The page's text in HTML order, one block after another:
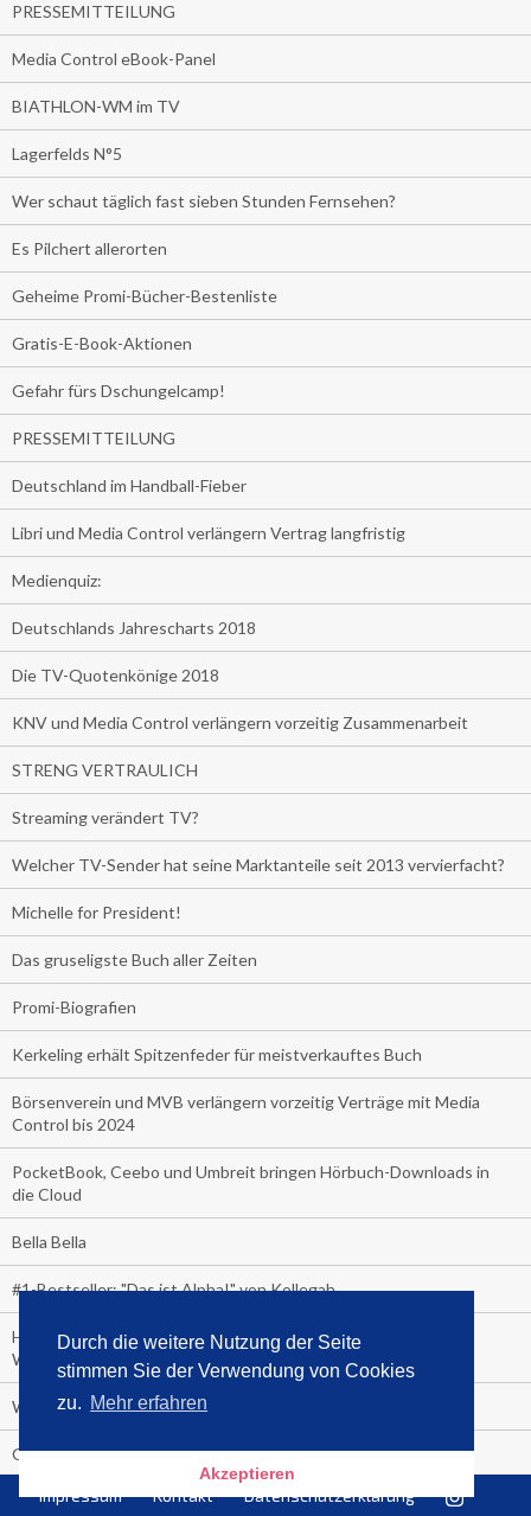
Durch die weitere Nutzung der Seite
stimmen Sie der Verwendung von Cookies
zu. Mehr erfahren
Akzeptieren
PRESSEMITTEILUNG
Media Control eBook-Panel
BIATHLON-WM im TV
Lagerfelds N°5
Wer schaut täglich fast sieben Stunden Fernsehen?
Es Pilchert allerorten
Geheime Promi-Bücher-Bestenliste
Gratis-E-Book-Aktionen
Gefahr fürs Dschungelcamp!
PRESSEMITTEILUNG
Deutschland im Handball-Fieber
Libri und Media Control verlängern Vertrag langfristig
Medienquiz:
Deutschlands Jahrescharts 2018
Die TV-Quotenkönige 2018
KNV und Media Control verlängern vorzeitig Zusammenarbeit
STRENG VERTRAULICH
Streaming verändert TV?
Welcher TV-Sender hat seine Marktanteile seit 2013 vervierfacht?
Michelle for President!
Das gruseligste Buch aller Zeiten
Promi-Biografien
Kerkeling erhält Spitzenfeder für meistverkauftes Buch
Börsenverein und MVB verlängern vorzeitig Verträge mit Media
Control bis 2024
PocketBook, Ceebo und Umbreit bringen Hörbuch-Downloads in
die Cloud
Bella Bella
#1-Bestseller: "Das ist Alpha!" von Kollegah
Hammer! "Fear: Trump in the White House" (auf Englisch) von
Watergate-Urgestein
Wie alt sind die TV-Zuschauer
Geisterfahrer auf Überholspur
Gegen Einsamkeit: Single-Haushalte schauen täglich fast 6
Impressum Kontakt Datenschutzerklärung